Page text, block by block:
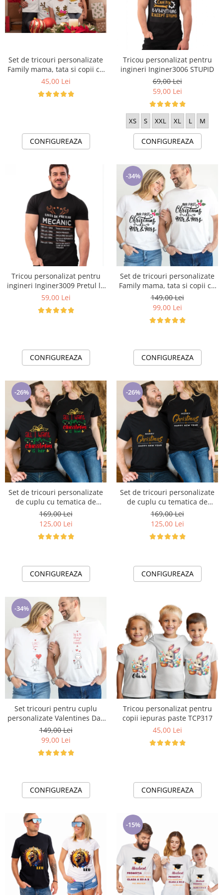
Cadouri pentru Doctori
Cadouri pentru Sfânta Maria
Martisoare
Set de tricouri personalizate
Family mama, tata si copii cu
tematica de Craciun, Happy
45,00 Lei
CONFIGUREAZA
Tricou personalizat pentru
ingineri Inginer3006 STUPID
69,00 Lei
59,00 Lei
XS S XXL XL L M
CONFIGUREAZA
Tricou personalizat pentru
ingineri Inginer3009 Pretul la
mecanic
59,00 Lei
CONFIGUREAZA
-34%
Set de tricouri personalizate
Family mama, tata si copii cu
tematica de Craciun, PRIMUL
Craciun impreuna 1334
149,00 Lei
99,00 Lei
CONFIGUREAZA
-26%
Set de tricouri personalizate
de cuplu cu tematica de
Craciun, PRIMUL Craciun
impreuna 1346black
169,00 Lei
125,00 Lei
CONFIGUREAZA
-26%
Set de tricouri personalizate
de cuplu cu tematica de
Craciun, Merry Christmas
1347black
169,00 Lei
125,00 Lei
CONFIGUREAZA
-34%
Set tricouri pentru cuplu
personalizate Valentines Day
VD2444 You and me forever
149,00 Lei
99,00 Lei
CONFIGUREAZA
Tricou personalizat pentru
copii iepuras paste TCP317
45,00 Lei
CONFIGUREAZA
-15%